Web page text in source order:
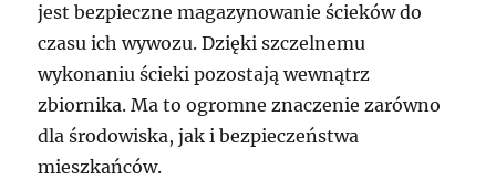
jest bezpieczne magazynowanie ścieków do
czasu ich wywozu. Dzięki szczelnemu
wykonaniu ścieki pozostają wewnątrz
zbiornika. Ma to ogromne znaczenie zarówno
dla środowiska, jak i bezpieczeństwa
mieszkańców.